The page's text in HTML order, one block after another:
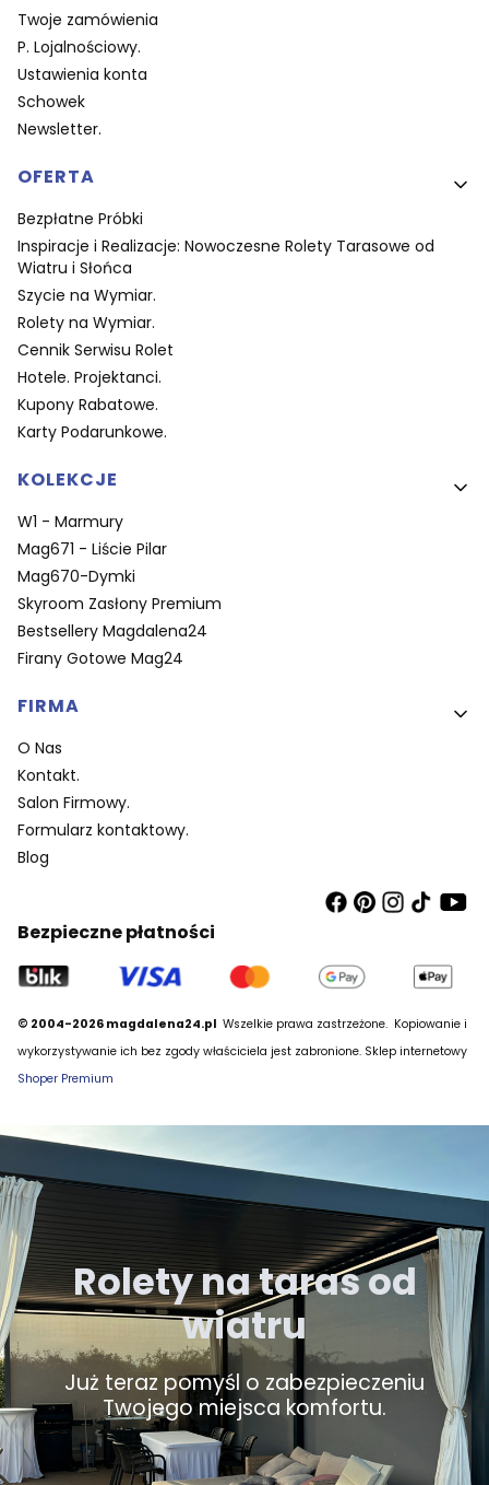
Twoje zamówienia
P. Lojalnościowy.
Ustawienia konta
Schowek
Newsletter.
OFERTA
Bezpłatne Próbki
Inspiracje i Realizacje: Nowoczesne Rolety Tarasowe od
Wiatru i Słońca
Szycie na Wymiar.
Rolety na Wymiar.
Cennik Serwisu Rolet
Hotele. Projektanci.
Kupony Rabatowe.
Karty Podarunkowe.
KOLEKCJE
W1 - Marmury
Mag671 - Liście Pilar
Mag670-Dymki
Skyroom Zasłony Premium
Bestsellery Magdalena24
Firany Gotowe Mag24
FIRMA
O Nas
Kontakt.
Salon Firmowy.
Formularz kontaktowy.
Blog
Bezpieczne płatności
© 2004-2026 magdalena24.pl Wszelkie prawa zastrzeżone. Kopiowanie i
wykorzystywanie ich bez zgody właściciela jest zabronione. Sklep internetowy
Shoper Premium
Rolety na taras od
wiatru
Już teraz pomyśl o zabezpieczeniu
Twojego miejsca komfortu.